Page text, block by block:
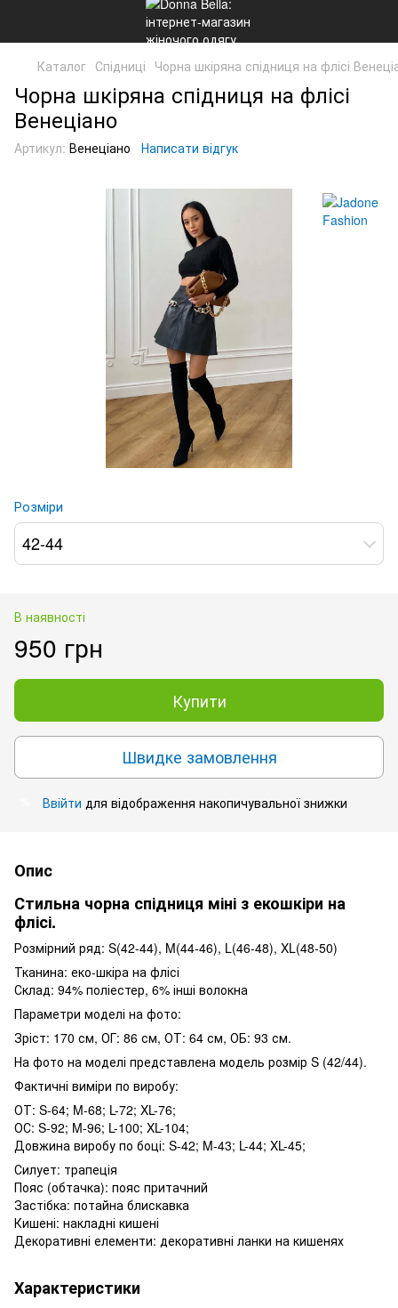
Каталог Спідниці Чорна шкіряна спідниця на флісі
Чорна шкіряна спідниця на флісі
Венеціано
Артикул: Венеціано Написати відгук
Розміри
42-44
В наявності
950 грн
Купити
Швидке замовлення
Ввійти для відображення накопичувальної знижки
Опис
Стильна чорна спідниця міні з екошкіри на
флісі.
Розмірний ряд: S(42-44), M(44-46), L(46-48), XL(48-50)
Тканина: еко-шкіра на флісі
Склад: 94% поліестер, 6% інші волокна
Параметри моделі на фото:
Зріст: 170 см, ОГ: 86 см, ОТ: 64 см, ОБ: 93 см.
На фото на моделі представлена ​​модель розмір S (42/44).
Фактичні виміри по виробу:
ОТ: S-64; M-68; L-72; XL-76;
ОС: S-92; M-96; L-100; XL-104;
Довжина виробу по боці: S-42; M-43; L-44; XL-45;
Силует: трапеція
Пояс (обтачка): пояс притачний
Застібка: потайна блискавка
Кишені: накладні кишені
Декоративні елементи: декоративні ланки на кишенях
Характеристики